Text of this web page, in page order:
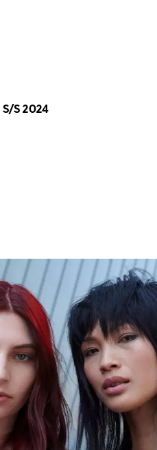
S/S 2024